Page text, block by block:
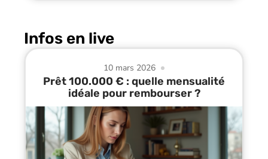
Infos en live
10 mars 2026
Prêt 100.000 € : quelle mensualité
idéale pour rembourser ?